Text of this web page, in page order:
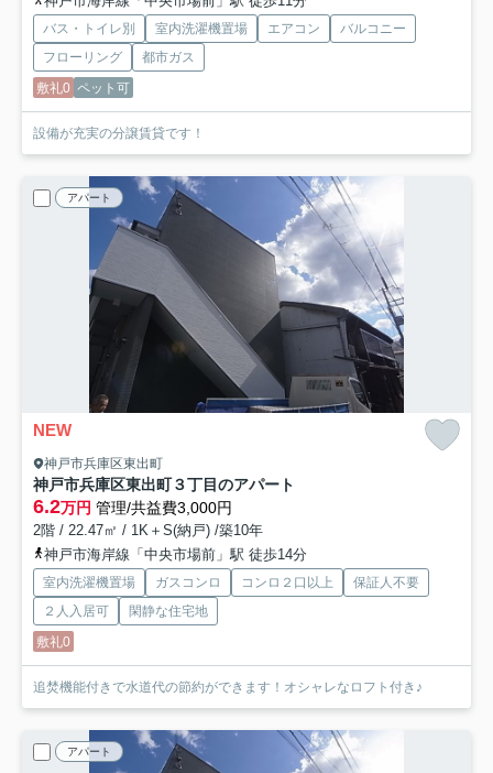
バス・トイレ別 室内洗濯機置場 エアコン
バルコニー
フローリング
都市ガス
敷礼0 ペット可
設備が充実の分譲賃貸です！
アパート
NEW
神戸市兵庫区東出町
神戸市兵庫区東出町３丁目のアパート
6.2万円 管理/共益費3,000円
2階 / 22.47㎡ / 1K＋S(納戸) /築10年
神戸市海岸線「中央市場前」駅 徒歩14分
室内洗濯機置場 ガスコンロ コンロ２口以上
保証人不要
２人入居可
閑静な住宅地
敷礼0
追焚機能付きで水道代の節約ができます！オシャレなロフト付き♪
アパート